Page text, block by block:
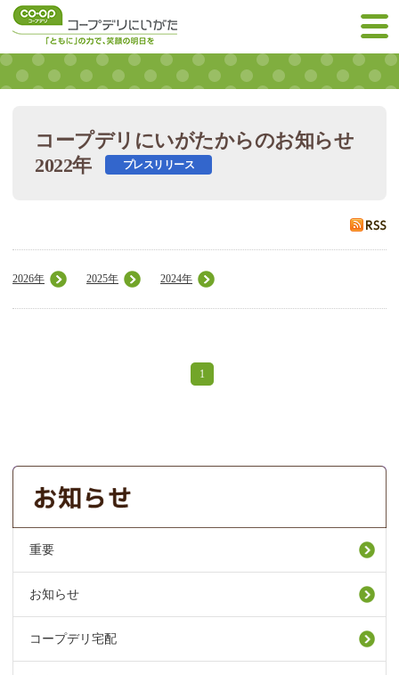
コープデリにいがたからのお知らせ
2022年
プレスリリース
2026年 2025年 2024年
1
重要
お知らせ
コープデリ宅配